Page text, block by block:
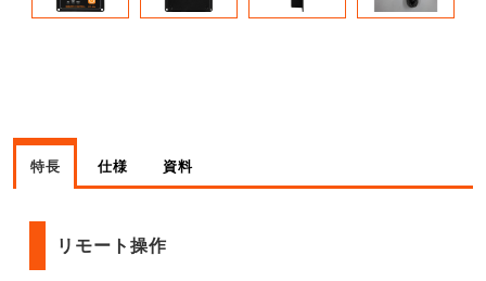
特長 仕様 資料
リモート操作